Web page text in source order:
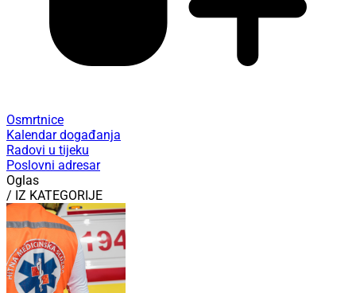
Osmrtnice
Kalendar događanja
Radovi u tijeku
Poslovni adresar
Oglas
/ IZ KATEGORIJE